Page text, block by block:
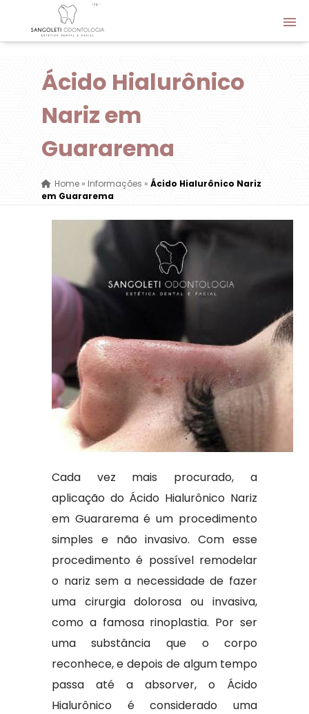
Ácido Hialurônico
Nariz em
Guararema
Home» Informações » Ácido Hialurônico Nariz
em Guararema
Cada vez mais procurado, a
aplicação do Ácido Hialurônico Nariz
em Guararema é um procedimento
simples e não invasivo. Com esse
procedimento é possível remodelar
o nariz sem a necessidade de fazer
uma cirurgia dolorosa ou invasiva,
como a famosa rinoplastia. Por ser
uma substância que o corpo
reconhece, e depois de algum tempo
passa até a absorver, o Ácido
Hialurônico é considerado uma